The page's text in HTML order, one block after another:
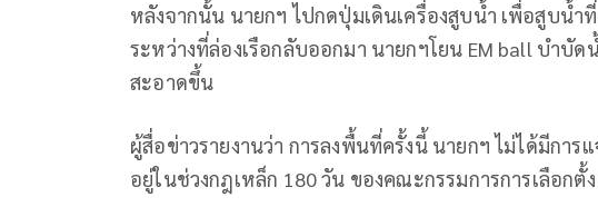
หลังจากนั้น นายกฯ ไปกดปุ่มเดินเครื่องสูบน้ำ เพื่อสูบน้ำ
ระหว่างที่ล่องเรือกลับออกมา นายกฯโยน EM ball บำบั
สะอาดขึ้น
ผู้สื่อข่าวรายงานว่า การลงพื้นที่ครั้งนี้ นายกฯ ไม่ได้มีการ
อยู่ในช่วงกฎเหล็ก 180 วัน ของคณะกรรมการการเลือกตั้